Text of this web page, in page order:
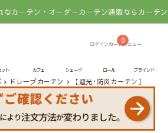
・オーダーカーテン通販ならカーテンズ【公式】
0
ット カフェ シェード ロール ブラインド
ドレープカーテン 【遮光･防炎カーテン】フレ